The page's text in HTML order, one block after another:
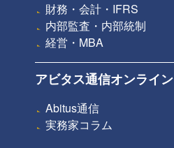
財務・会計・IFRS
内部監査・内部統制
経営・MBA
アビタス通信オンライン
Abitus通信
実務家コラム